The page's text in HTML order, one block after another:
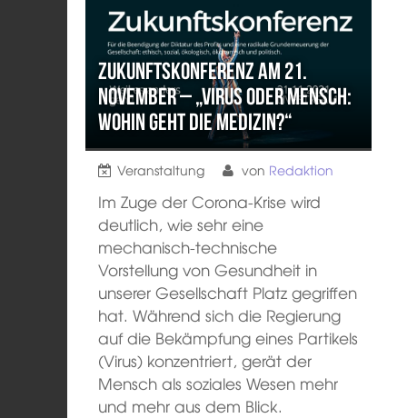
Zukunftskonferenz am 21.
November – „Virus oder Mensch:
Wohin geht die Medizin?“
Veranstaltung von Redaktion
Im Zuge der Corona-Krise wird
deutlich, wie sehr eine
mechanisch-technische
Vorstellung von Gesundheit in
unserer Gesellschaft Platz gegriffen
hat. Während sich die Regierung
auf die Bekämpfung eines Partikels
(Virus) konzentriert, gerät der
Mensch als soziales Wesen mehr
und mehr aus dem Blick.